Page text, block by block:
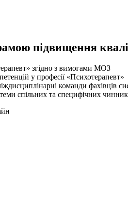
підвищення
згідно з вимогами МОЗ
у професії «Психотерапевт»
команди фахівців
спільних та специфічних